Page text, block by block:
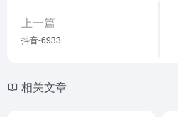
上一篇
抖音-6933
相关文章